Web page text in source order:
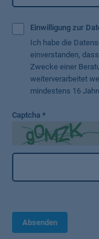
Einwilligung zur
Ich habe die
einverstanden,
Zwecke einer
weiterverarbeitet
mindestens 16
Captcha *
Absenden